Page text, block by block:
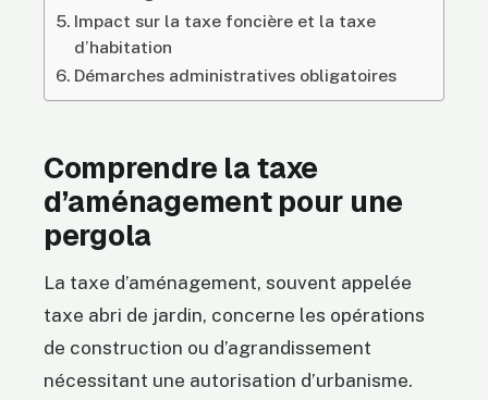
Impact sur la taxe foncière et la taxe
d’habitation
Démarches administratives obligatoires
Comprendre la taxe
d’aménagement pour une
pergola
La taxe d’aménagement, souvent appelée
taxe abri de jardin, concerne les opérations
de construction ou d’agrandissement
nécessitant une autorisation d’urbanisme.